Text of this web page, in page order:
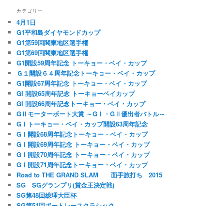
カテゴリー
4月1日
G1平和島ダイヤモンドカップ
G1第59回関東地区選手権
G1第69回関東地区選手権
G1開設59周年記念 トーキョー・ベイ・カップ
Ｇ１開設６４周年記念トーキョー・ベイ・カップ
G1開設67周年記念 トーキョー・ベイ・カップ
GI 開設65周年記念 トーキョーベイカップ
GI 開設66周年記念トーキョー・ベイ・カップ
GⅡモーターボート大賞 ～GⅠ・GⅡ優出者バトル～
GⅠトーキョー・ベイ・カップ開設63周年記念
GⅠ開設68周年記念トーキョー・ベイ・カップ
GⅠ開設69周年記念 トーキョー・ベイ・カップ
GⅠ開設70周年記念 トーキョー・ベイ・カップ
GⅠ開設71周年記念トーキョー・ベイ・カップ
Road to THE GRAND SLAM 面手旅打ち 2015
SG SGグランプリ(賞金王決定戦)
SG第48回総理大臣杯